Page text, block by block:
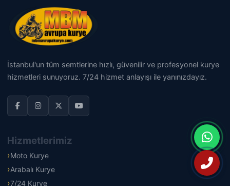
İstanbul'un tüm semtlerine hızlı, güvenilir ve profesyonel kurye
hizmetleri sunuyoruz. 7/24 hizmet anlayışı ile yanınızdayız.
Hizmetlerimiz
Moto Kurye
Arabalı Kurye
7/24 Kurye